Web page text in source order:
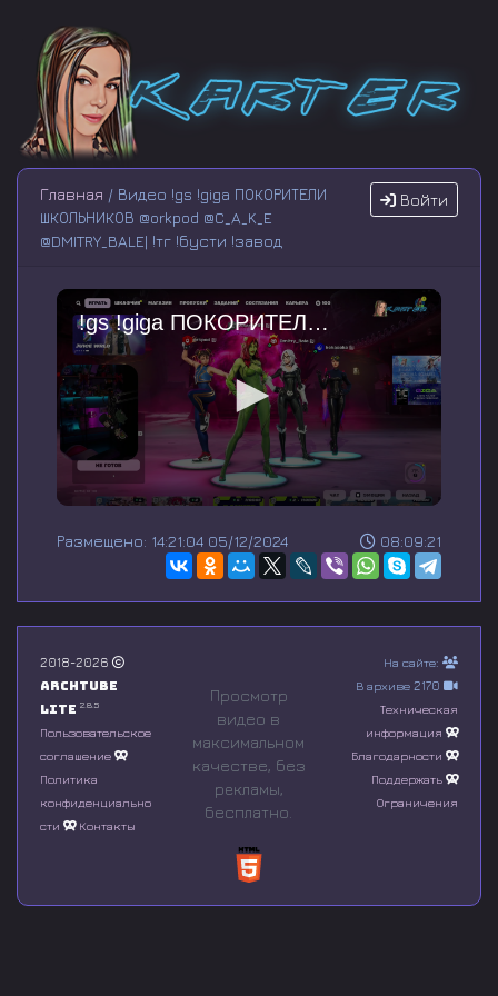
Войти
Главная / Видео !gs !giga ПОКОРИТЕЛИ
ШКОЛЬНИКОВ @orkpod @C_A_K_E
@DMITRY_BALE| !тг !бусти !завод
!gs !giga ПОКОРИТЕЛИ ШКОЛЬНИКОВ @orkpod @C_A_K_E @DMITRY_BALE| !тг !бусти !завод
e
n
o
f
0
s
o
n
d
08:09:21
Размещено: 14:21:04 05/12/2024
2018-2026
Archtube
Lite 2.8.5
Пользовательское
соглашение
Политика
конфиденциально
сти
Контакты
Просмотр
видео в
максимальном
качестве, без
рeкламы,
бесплатно.
На сайте:
В архиве 2170
Техническая
информация
Благодарности
Поддержать
Ограничения